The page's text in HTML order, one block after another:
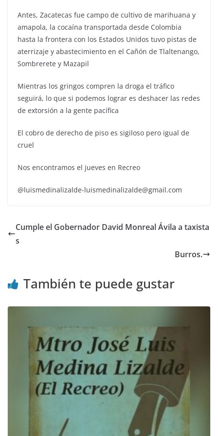
Antes, Zacatecas fue campo de cultivo de marihuana y
amapola, la cocaína transportada desde Colombia
hasta la frontera con los Estados Unidos tuvo pistas de
aterrizaje y abastecimiento en el Cañón de Tlaltenango,
Sombrerete y Mazapil
Mientras los gringos compren la droga el tráfico
seguirá, lo que si podemos lograr es deshacer las redes
de extorsión a la gente pacífica
El cobro de derecho de piso es sigiloso pero igual de
cruel
Nos encontramos el jueves en Recreo
@luismedinalizalde-luismedinalizalde@gmail.com
Cumple el Gobernador David Monreal Ávila a taxista
s
Burros.
También te puede gustar